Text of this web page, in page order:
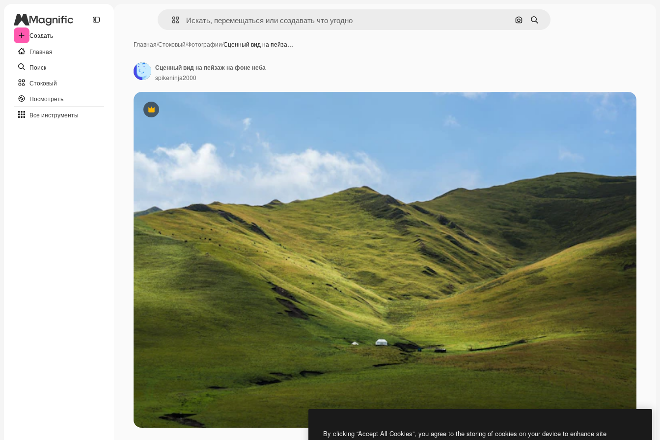
Создать
Главная
Поиск
Стоковый
Посмотреть
Все инструменты
Поиск по изображению
Поиск
Главная/Стоковый/Фотографии/Сценный вид на пейза…
Премиум
Сценный вид на пейзаж на фоне неба
spikeninja2000
By clicking “Accept All Cookies”, you agree to the storing of cookies on your device to enhance site